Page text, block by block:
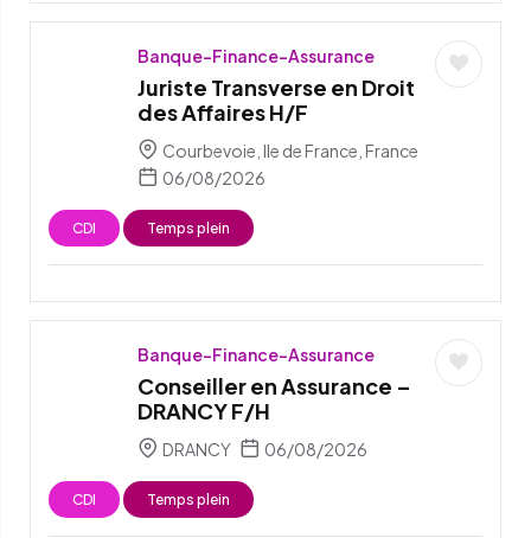
Banque-Finance-Assurance
Juriste Transverse en Droit
des Affaires H/F
Courbevoie, Ile de France, France
06/08/2026
CDI Temps plein
Banque-Finance-Assurance
Conseiller en Assurance –
DRANCY F/H
DRANCY 06/08/2026
CDI Temps plein